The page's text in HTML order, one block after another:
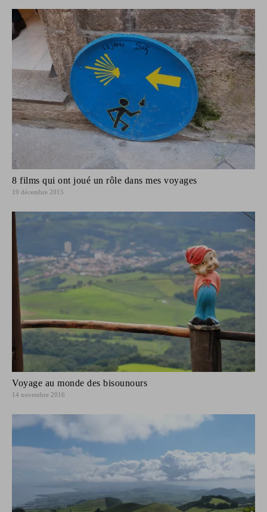
8 films qui ont joué un rôle dans mes voyages
19 décembre 2015
Voyage au monde des bisounours
14 novembre 2016